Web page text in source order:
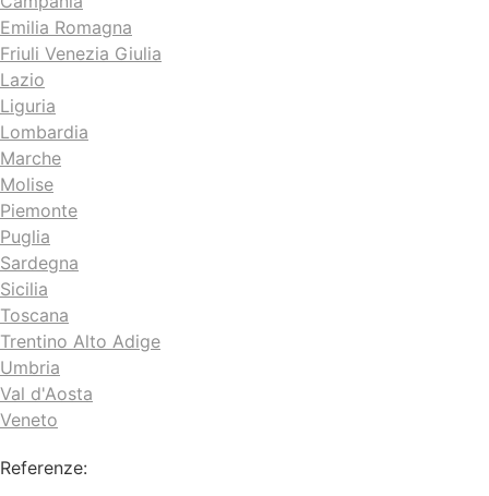
Emilia Romagna
Friuli Venezia Giulia
Lazio
Liguria
Lombardia
Marche
Molise
Piemonte
Puglia
Sardegna
Sicilia
Toscana
Trentino Alto Adige
Umbria
Val d'Aosta
Veneto
Referenze: